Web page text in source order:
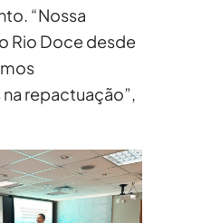
“Nossa
Rio Doce desde
repactuação”,